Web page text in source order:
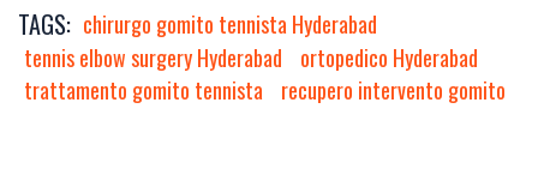
TAGS: chirurgo gomito tennista Hyderabad
tennis elbow surgery Hyderabad
ortopedico Hyderabad
trattamento gomito tennista
recupero intervento gomito